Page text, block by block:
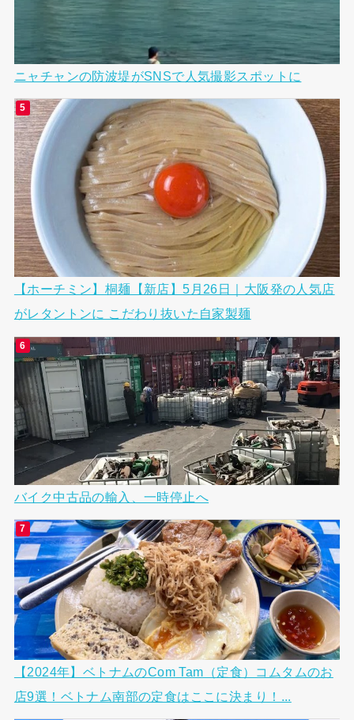
ニャチャンの防波堤がSNSで人気撮影スポットに
【ホーチミン】桐麺【新店】5月26日｜大阪発の人気店
がレタントンに こだわり抜いた自家製麺
バイク中古品の輸入、一時停止へ
【2024年】ベトナムのCom Tam（定食）コムタムのお
店9選！ベトナム南部の定食はここに決まり！...